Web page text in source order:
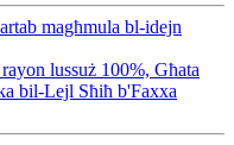
magħmula bl-idejn
lussuż 100%, Għata
bil-Lejl Sħiħ b'Faxxa